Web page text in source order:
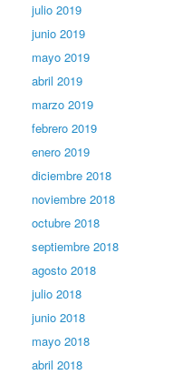
julio 2019
junio 2019
mayo 2019
abril 2019
marzo 2019
febrero 2019
enero 2019
diciembre 2018
noviembre 2018
octubre 2018
septiembre 2018
agosto 2018
julio 2018
junio 2018
mayo 2018
abril 2018